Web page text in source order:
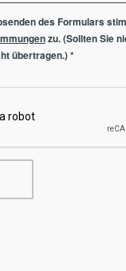
des Formulars
zu. (Sollten Sie
übertragen.)*